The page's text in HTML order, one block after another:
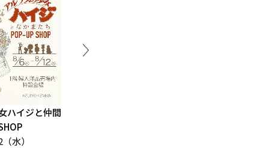
ハイジと仲間
水）